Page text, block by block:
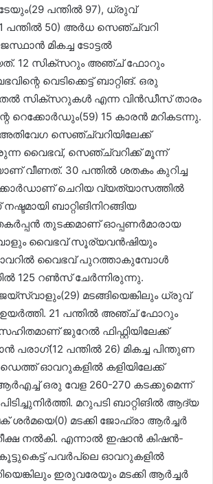
പന്തിൽ 97), ധ്രുവ്
പന്തിൽ 50) അർധ സെഞ്ച്വറി
മികച്ച ടോട്ടൽ
12 സിക്‌സറും അഞ്ച് ഫോറും
വെടിക്കെട്ട് ബാറ്റിങ്. ഒരു
സിക്‌സറുകൾ എന്ന വിൻഡീസ് താരം
റെക്കോർഡും(59) 15 കാരൻ മറികടന്നു.
സെഞ്ച്വറിയിലേക്ക്
വൈഭവ്, സെഞ്ച്വറിക്ക് മൂന്ന്
വീണത്. 30 പന്തിൽ ശതകം കുറിച്ച
ചെറിയ വ്യത്യാസത്തിൽ
ബാറ്റിങിനിറങ്ങിയ
തുടക്കമാണ് ഓപ്പണർമാരായ
വൈഭവ് സൂര്യവൻഷിയും
വൈഭവ് പുറത്താകുമ്പോൾ
125 റൺസ് ചേർന്നിരുന്നു.
മടങ്ങിയെങ്കിലും ധ്രുവ്
21 പന്തിൽ അഞ്ച് ഫോറും
ജുറേൽ ഫിഫ്റ്റിയിലേക്ക്
പരാഗ്(12 പന്തിൽ 26) മികച്ച പിന്തുണ
ഓവറുകളിൽ കളിയിലേക്ക്
ഒരു വേള 260-270 കടക്കുമെന്ന്
മറുപടി ബാറ്റിങിൽ ആദ്യ
ശർമയെ(0) മടക്കി ജോഫ്രാ ആർച്ചർ
നൽകി. എന്നാൽ ഇഷാൻ കിഷൻ-
പവർപ്ലെ ഓവറുകളിൽ
ഇരുവരേയും മടക്കി ആർച്ചർ